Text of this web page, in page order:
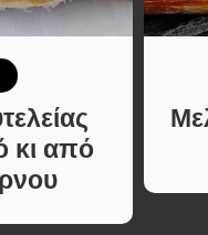
Σούπες
κι από